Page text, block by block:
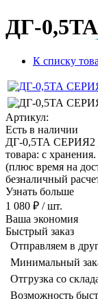
ДГ-
К списку
Артикул:
Есть в наличии
ДГ-0,5ТА СЕРИЯ2
товара: с
(плюс время на
безналичный
Узнать больше
1 080 ₽ / шт.
Ваша экономия
Быстрый заказ
Отправляем в
Минимальный
Отгрузка со
Возможность